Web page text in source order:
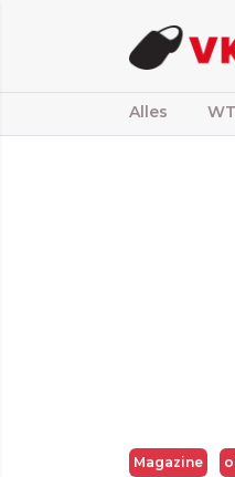
Alles
Magazine